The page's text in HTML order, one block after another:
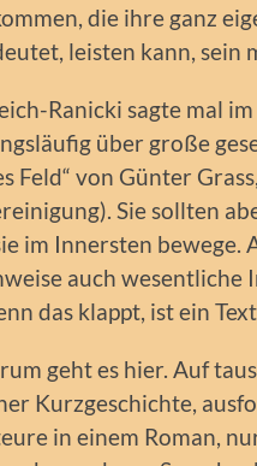
die ihre ganz
leisten kann, sein
Ranicki sagte mal
über große
Feld“ von Günter
Sie sollten
im Innersten
auch
das klappt, ist ein
geht es hier. Auf
Kurzgeschichte,
in einem Roman,